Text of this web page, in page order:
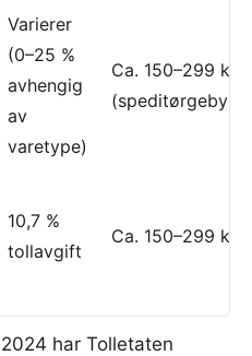
Varierer
(0–25 %
avhengig
av
varetype)
Ca. 150–299 kr
(speditørgebyr)
10,7 %
tollavgift
Ca. 150–299 kr
har Tolletaten